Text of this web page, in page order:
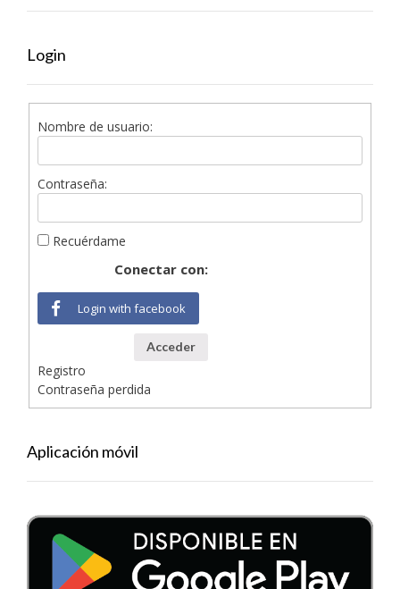
Login
Nombre de usuario:
Contraseña:
Recuérdame
Conectar con:
Login with facebook
Acceder
Registro
Contraseña perdida
Aplicación móvil